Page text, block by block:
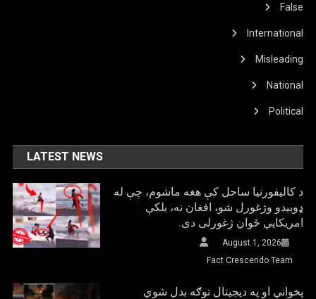
False
International
Misleading
National
Political
LATEST NEWS
د کالیفورنیا ساحل کې هغه ماشوم، چې له
ډوبیدو وژغورل شو، افغان نه، بلکې
امریکایي ځوان ژغورلی دی.
August 1, 2026
Fact Crescendo Team
پخواني او په دیجیتال توګه بدل شوي